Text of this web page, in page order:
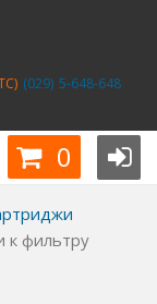
(029) 5-648-648
0
к фильтру